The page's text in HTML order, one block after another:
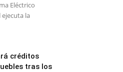
Eléctrico
ejecuta la
créditos
tras los